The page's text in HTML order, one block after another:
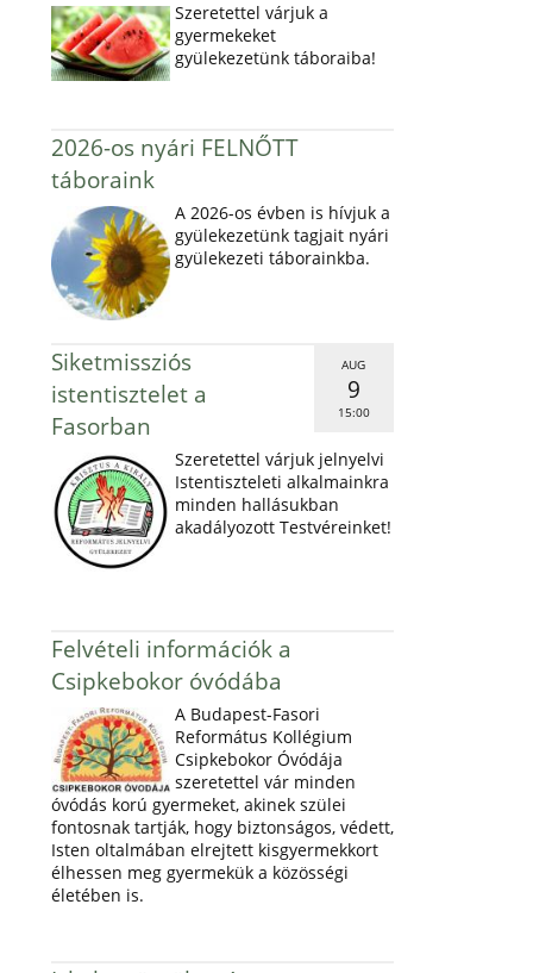
Szeretettel várjuk a
gyermekeket
gyülekezetünk táboraiba!
2026-os nyári FELNŐTT
táboraink
A 2026-os évben is hívjuk a
gyülekezetünk tagjait nyári
gyülekezeti táborainkba.
AUG
9
15:00
Siketmissziós
istentisztelet a
Fasorban
Szeretettel várjuk jelnyelvi
Istentiszteleti alkalmainkra
minden hallásukban
akadályozott Testvéreinket!
Felvételi információk a
Csipkebokor óvódába
A Budapest-Fasori
Református Kollégium
Csipkebokor Óvódája
szeretettel vár minden
óvódás korú gyermeket, akinek szülei
fontosnak tartják, hogy biztonságos, védett,
Isten oltalmában elrejtett kisgyermekkort
élhessen meg gyermekük a közösségi
életében is.